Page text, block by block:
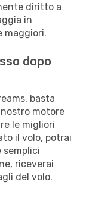
diritto a
in
maggiori.
dopo
basta
motore
le migliori
il volo, potrai
semplici
riceverai
del volo.